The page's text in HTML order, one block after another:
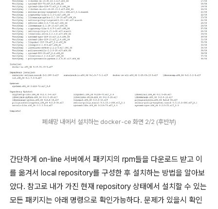
폐쇄망 내에서 설치하는 docker-ce 화면 2/2 (후반부)
간단하게 on-line 서버에서 패키지의 rpm들을 다운로드 받고 이
를 옮겨서 local repository를 구성한 후 설치하는 방법을 알아보
았다. 참고로 내가 가진 현재 repository 상태에서 설치할 수 있는
모든 패키지는 아래 명령으로 확인가능하다. 문제가 있을시 확인